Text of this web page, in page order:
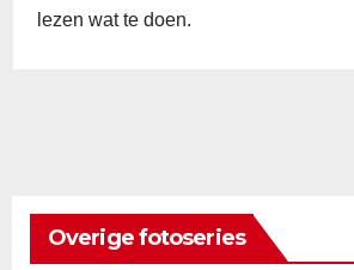
lezen wat te doen.
Overige fotoseries